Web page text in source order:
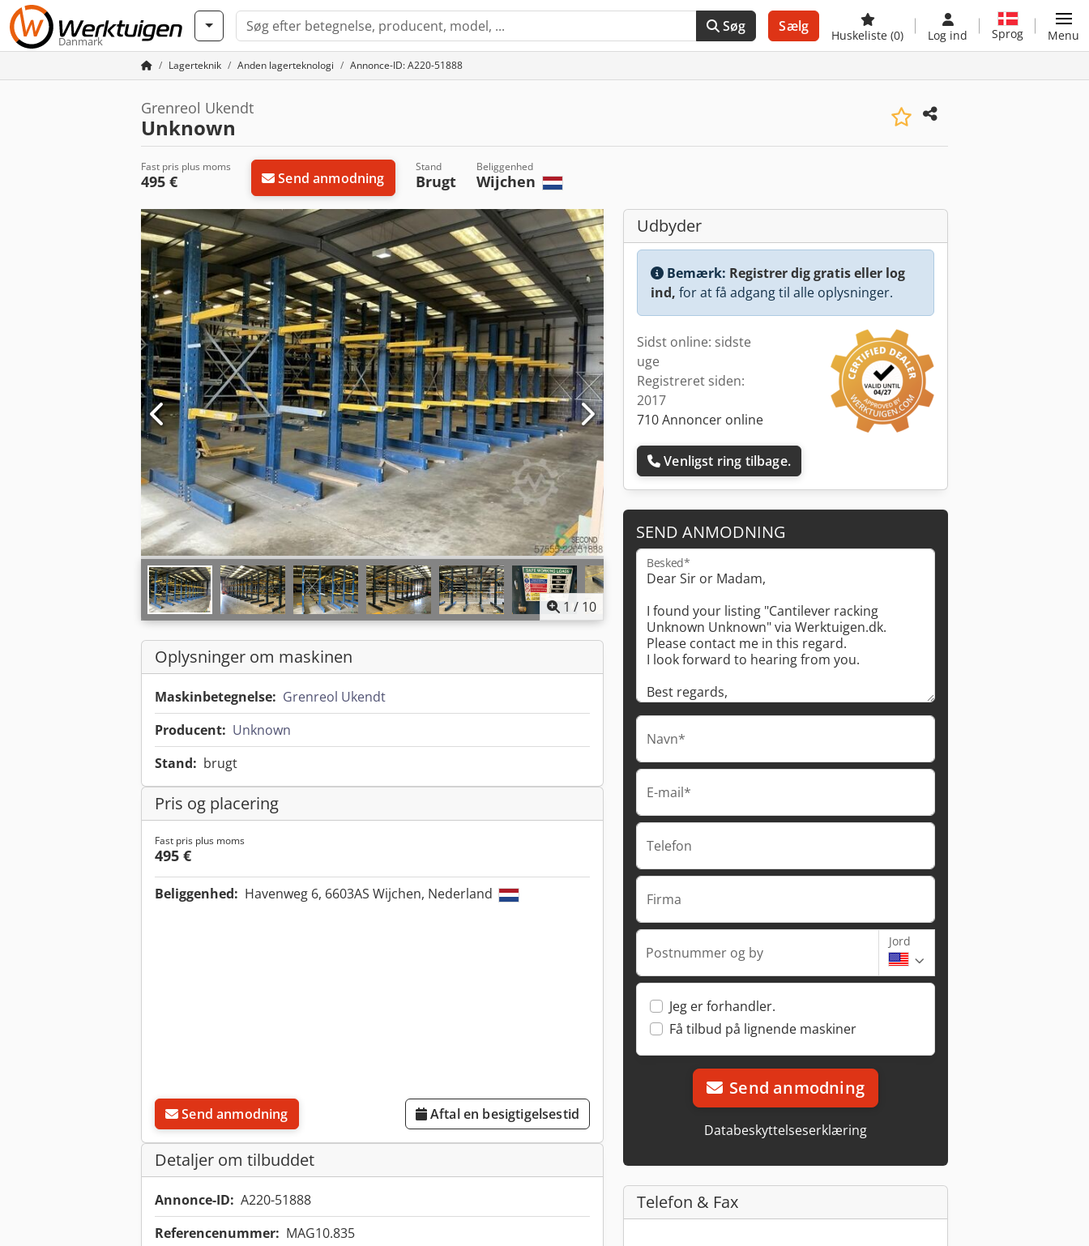
Danmark
Søg Sælg
Huskeliste (0) Log ind Sprog Menu
Lagerteknik Anden lagerteknologi Annonce-ID: A220-51888
Grenreol Ukendt
Unknown
Fast pris plus moms
495 € Send anmodning
Stand
Brugt
Beliggenhed
Wijchen
1 / 10
Oplysninger om maskinen
Maskinbetegnelse: Grenreol Ukendt
Producent: Unknown
Stand: brugt
Pris og placering
Fast pris plus moms
495 €
Beliggenhed: Havenweg 6, 6603AS Wijchen, Nederland
Send anmodning Aftal en besigtigelsestid
Detaljer om tilbuddet
Annonce-ID: A220-51888
Referencenummer: MAG10.835
Udbyder
Bemærk: Registrer dig gratis eller log
ind, for at få adgang til alle oplysninger.
Sidst online: sidste
uge
Registreret siden:
2017
710 Annoncer online
Venligst ring tilbage.
SEND ANMODNING
Besked*
Navn*
E-mail*
Telefon
Firma
Postnummer og by
Jord
Jeg er forhandler.
Få tilbud på lignende maskiner
Send anmodning
Databeskyttelseserklæring
Telefon & Fax